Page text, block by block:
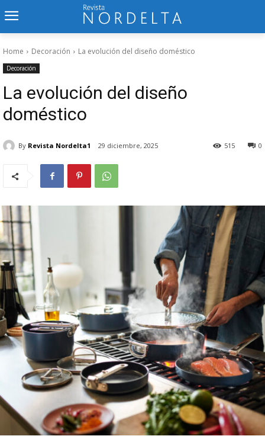
Home Decoración La evolución del diseño doméstico
Decoración
La evolución del diseño
doméstico
By Revista Nordelta1 29 diciembre, 2025 0
515